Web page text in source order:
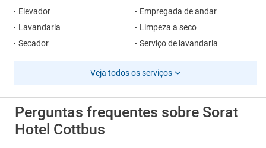
Elevador
Empregada de andar
Lavandaria
Limpeza a seco
Secador
Serviço de lavandaria
Veja todos os serviços
Perguntas frequentes sobre Sorat
Hotel Cottbus